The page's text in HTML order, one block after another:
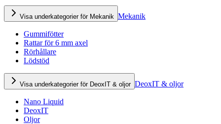
Visa underkategorier för Mekanik Mekanik
Gummifötter
Rattar för 6 mm axel
Rörhållare
Lödstöd
Visa underkategorier för DeoxIT & oljor DeoxIT & oljor
Nano Liquid
DeoxIT
Oljor